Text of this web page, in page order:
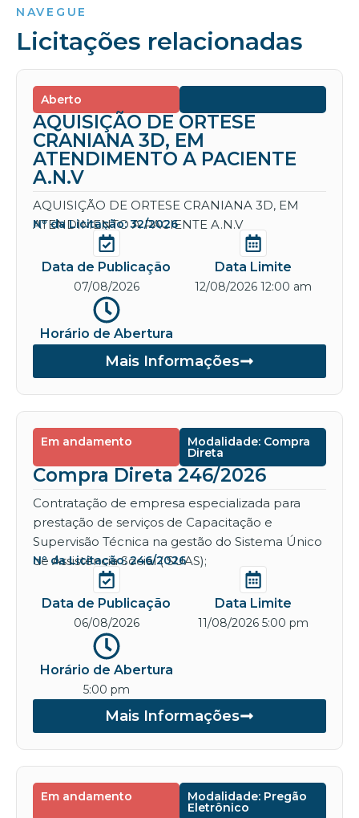
NAVEGUE
Licitações relacionadas
Aberto
AQUISIÇÃO DE ORTESE
CRANIANA 3D, EM
ATENDIMENTO A PACIENTE
A.N.V
AQUISIÇÃO DE ORTESE CRANIANA 3D, EM
ATENDIMENTO A PACIENTE A.N.V
Nº da Licitação: 32/2026
Data de Publicação
07/08/2026
Data Limite
12/08/2026 12:00 am
Horário de Abertura
Mais Informações
Em andamento Modalidade: Compra
Direta
Compra Direta 246/2026
Contratação de empresa especializada para
prestação de serviços de Capacitação e
Supervisão Técnica na gestão do Sistema Único
de Assistência Social ( SUAS);
Nº da Licitação: 246/2026
Data de Publicação
06/08/2026
Data Limite
11/08/2026 5:00 pm
Horário de Abertura
5:00 pm
Mais Informações
Em andamento Modalidade: Pregão
Eletrônico